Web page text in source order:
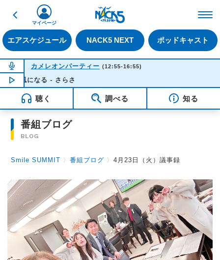
戻る
エアスケジュール NACK5 NEXT ポッドキャスト
マイページ
NOW ON AIR
カメレオンパーティー (12:55-16:55)
NOW PLAYING
風になる - さらさ
聴く 調べる 知る
番組ブログ
BLOG
Smile SUMMIT 〉番組ブログ 〉4月23日（火）議事録